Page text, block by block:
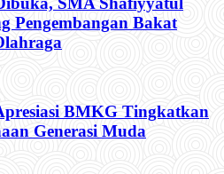
Pengembangan Bakat
BMKG Tingkatkan
Generasi Muda